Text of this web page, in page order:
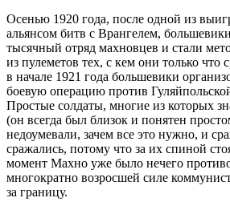
Осенью 1920 года, после одной из
альянсом битв с Врангелем,
тысячный отряд махновцев и стали
из пулеметов тех, с кем они только что
в начале 1921 года большевики
боевую операцию против
Простые солдаты, многие из которых
(он всегда был близок и понятен
недоумевали, зачем все это нужно, и
сражались, потому что за их спиной
момент Махно уже было нечего
многократно возросшей силе
за границу.